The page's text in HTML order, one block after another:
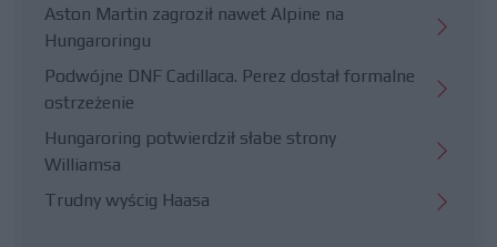
Aston Martin zagroził nawet Alpine na
Hungaroringu
Podwójne DNF Cadillaca. Perez dostał formalne
ostrzeżenie
Hungaroring potwierdził słabe strony
Williamsa
Trudny wyścig Haasa